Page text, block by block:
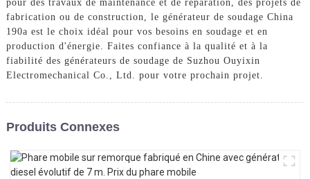
pour des travaux de maintenance et de réparation, des projets de
fabrication ou de construction, le générateur de soudage China
190a est le choix idéal pour vos besoins en soudage et en
production d'énergie. Faites confiance à la qualité et à la
fiabilité des générateurs de soudage de Suzhou Ouyixin
Electromechanical Co., Ltd. pour votre prochain projet.
Produits Connexes